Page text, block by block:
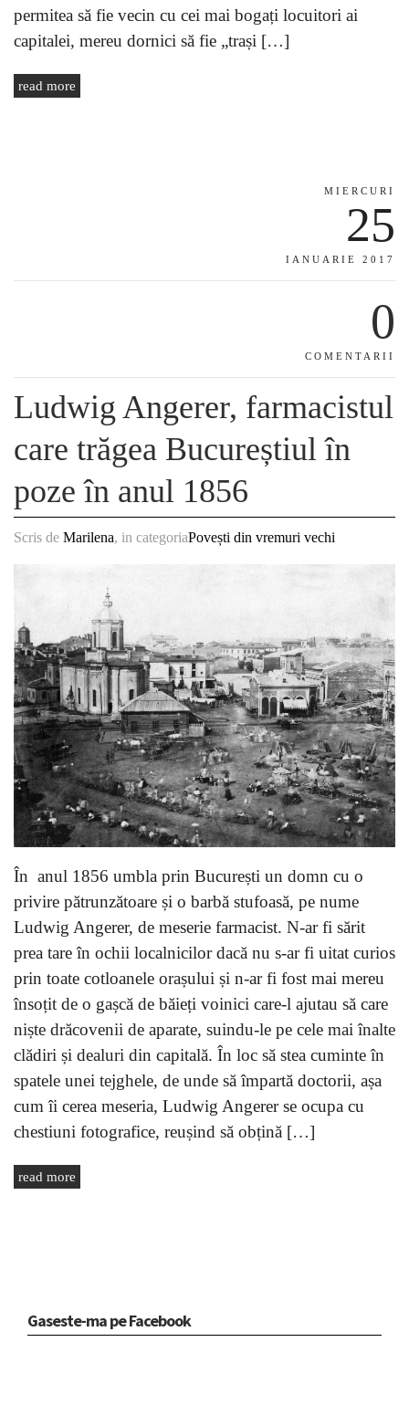
permitea să fie vecin cu cei mai bogați locuitori ai
capitalei, mereu dornici să fie „trași […]
read more
MIERCURI
25
IANUARIE 2017
0
COMENTARII
Ludwig Angerer, farmacistul
care trăgea Bucureștiul în
poze în anul 1856
Scris de Marilena, in categoriaPovești din vremuri vechi
În anul 1856 umbla prin București un domn cu o
privire pătrunzătoare și o barbă stufoasă, pe nume
Ludwig Angerer, de meserie farmacist. N-ar fi sărit
prea tare în ochii localnicilor dacă nu s-ar fi uitat curios
prin toate cotloanele orașului și n-ar fi fost mai mereu
însoțit de o gașcă de băieți voinici care-l ajutau să care
niște drăcovenii de aparate, suindu-le pe cele mai înalte
clădiri și dealuri din capitală. În loc să stea cuminte în
spatele unei tejghele, de unde să împartă doctorii, așa
cum îi cerea meseria, Ludwig Angerer se ocupa cu
chestiuni fotografice, reușind să obțină […]
read more
Gaseste-ma pe Facebook